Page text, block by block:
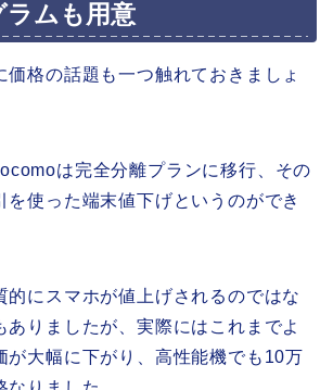
ラムも用意
価格の話題も一つ触れておきましょ
は完全分離プランに移行、その
を使った端末値下げというのができ
的にスマホが値上げされるのではな
ありましたが、実際にはこれまでよ
が大幅に下がり、高性能機でも10万